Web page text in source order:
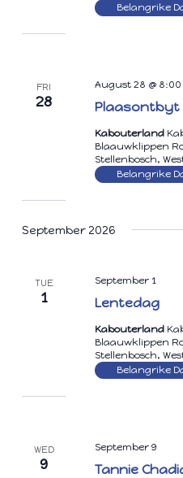
Belangrike
FRI
28 Plaasontbyt
August 28 @
Kabouterland
Blaauwklippen
Stellenbosch,
Belangrike
September 2026
TUE
1 Lentedag
September 1
Kabouterland
Blaauwklippen
Stellenbosch,
Belangrike
WED
9 Tannie
September 9